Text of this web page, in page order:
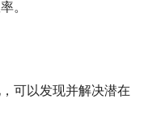
。
可以发现并解决潜在